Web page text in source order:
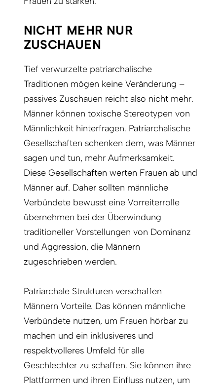
NICHT MEHR NUR
ZUSCHAUEN
Tief verwurzelte patriarchalische
Traditionen mögen keine Veränderung –
passives Zuschauen reicht also nicht mehr.
Männer können toxische Stereotypen von
Männlichkeit hinterfragen. Patriarchalische
Gesellschaften schenken dem, was Männer
sagen und tun, mehr Aufmerksamkeit.
Diese Gesellschaften werten Frauen ab und
Männer auf. Daher sollten männliche
Verbündete bewusst eine Vorreiterrolle
übernehmen bei der Überwindung
traditioneller Vorstellungen von Dominanz
und Aggression, die Männern
zugeschrieben werden.
Patriarchale Strukturen verschaffen
Männern Vorteile. Das können männliche
Verbündete nutzen, um Frauen hörbar zu
machen und ein inklusiveres und
respektvolleres Umfeld für alle
Geschlechter zu schaffen. Sie können ihre
Plattformen und ihren Einfluss nutzen, um